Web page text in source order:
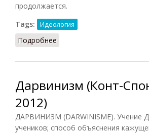
продолжается.
Tags:
Идеология
Подробнее
Дарвинизм (Конт-
2012)
ДАРВИНИЗМ (DARWINISME). Учение
учеников; способ объяснения